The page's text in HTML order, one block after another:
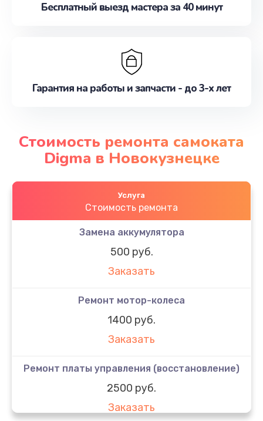
Бесплатный выезд мастера за 40 минут
Гарантия на работы и запчасти - до 3-х лет
Стоимость ремонта самоката
Digma в Новокузнецке
Услуга
Стоимость ремонта
Замена аккумулятора
500 руб.
Заказать
Ремонт мотор-колеса
1400 руб.
Заказать
Ремонт платы управления (восстановление)
2500 руб.
Заказать